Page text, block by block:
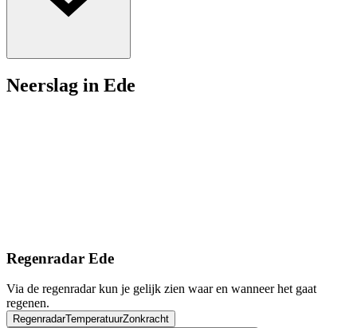
Neerslag in Ede
Regenradar Ede
Via de regenradar kun je gelijk zien waar en wanneer het gaat
regenen.
RegenradarTemperatuurZonkracht